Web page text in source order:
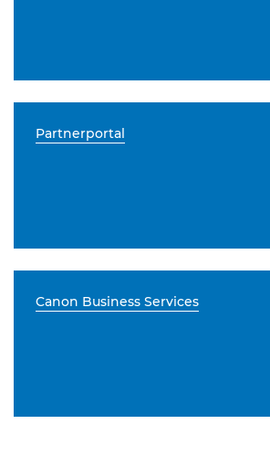
Partnerportal
Canon Business Services